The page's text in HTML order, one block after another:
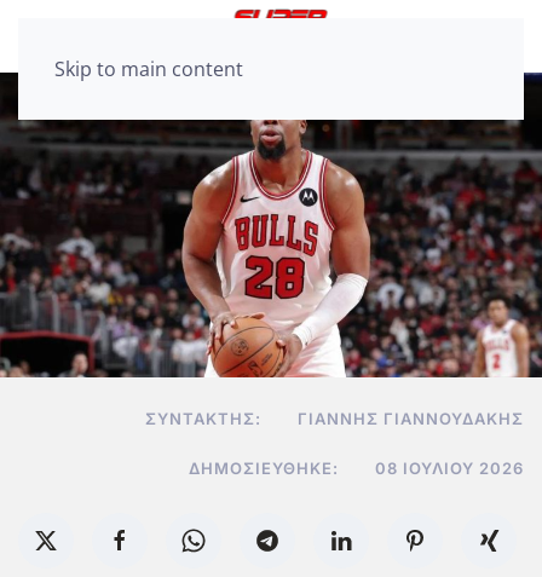
Skip to main content
ΣΥΝΤΆΚΤΗΣ: ΓΙΆΝΝΗΣ ΓΙΑΝΝΟΥΔΆΚΗΣ
ΔΗΜΟΣΙΕΎΘΗΚΕ: 08 ΙΟΥΛΊΟΥ 2026